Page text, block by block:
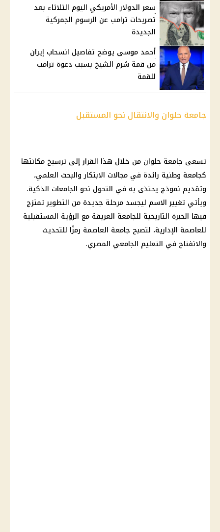
سعر الدولار الأمريكي اليوم الثلاثاء بعد
تصريحات ترامب عن الرسوم الجمركية
الجديدة
أحمد موسى يوضح تفاصيل انسحاب إيران
من قمة شرم الشيخ بسبب دعوة ترامب
للقمة
جامعة حلوان والانتقال نحو المستقبل
تسعى جامعة حلوان من خلال هذا القرارإلى ترسيخ مكانتها
كجامعة وطنية رائدة في مجالات الابتكار والبحث العلمي،
وتقديم نموذج يحتذى به في التحول نحو الجامعات الذكية.
ويأتي تغيير الاسم ليجسد مرحلة جديدة من التطوير تمتزج
فيها الخبرة التاريخية للجامعة العريقة مع الرؤية المستقبلية
للعاصمة الإدارية، لتصبح جامعة العاصمة رمزًا للتحديث
والانفتاح في التعليم الجامعي المصري.